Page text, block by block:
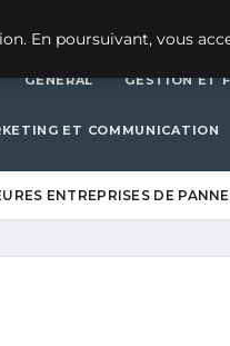
GENERAL GESTION ET
ET COMMUNICATION
ENTREPRISES DE
En poursuivant, vous